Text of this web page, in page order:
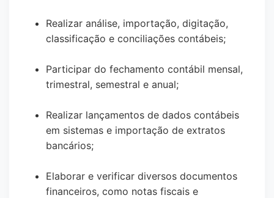
Realizar análise, importação, digitação,
classificação e conciliações contábeis;
Participar do fechamento contábil mensal,
trimestral, semestral e anual;
Realizar lançamentos de dados contábeis
em sistemas e importação de extratos
bancários;
Elaborar e verificar diversos documentos
financeiros, como notas fiscais e